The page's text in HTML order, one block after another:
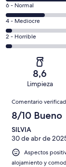
un
total
de
176
con
puntuación
de
un
total
de
176
puntuación
Bueno
33
comentarios
de
un
total
puntuación
Normal
6 - Normal
5
comentarios
de
una
puntuación
Mediocre
4 - Mediocre
6
comentarios
176
una
puntuación
de
2 - Horrible
8,6
Limpieza
Comentario
8/10 Bueno
SILVIA
30 de abr de
Aspectos
alojamiento y